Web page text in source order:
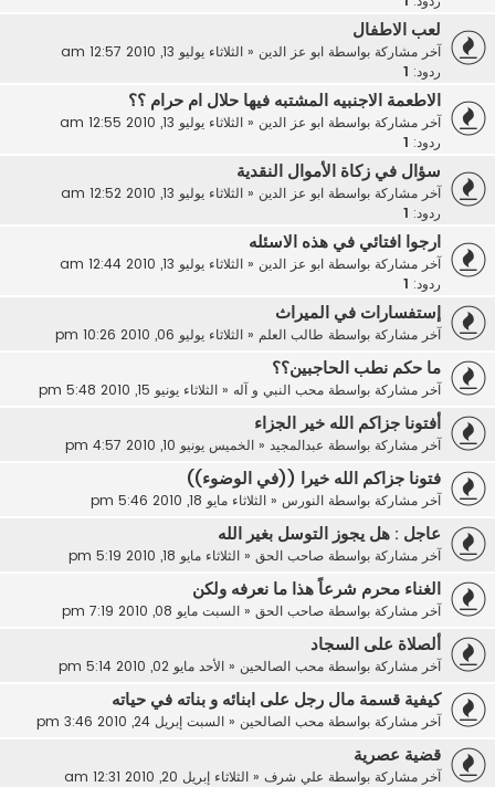
لعب الاطفال
آخر مشاركة بواسطة ابو عز الدين« الثلاثاء يوليو 13, 2010 12:57 am
ردود:
الاطعمة الاجنبيه المشتبه فيها حلال ام حرام ؟؟
آخر مشاركة بواسطة ابو عز الدين« الثلاثاء يوليو 13, 2010 12:55 am
ردود:
سؤال في زكاة الأموال النقدية
آخر مشاركة بواسطة ابو عز الدين« الثلاثاء يوليو 13, 2010 12:52 am
ردود:
ارجوا افتائي في هذه الاسئله
آخر مشاركة بواسطة ابو عز الدين« الثلاثاء يوليو 13, 2010 12:44 am
ردود:
إستفسارات في الميراث
آخر مشاركة بواسطة طالب العلم« الثلاثاء يوليو 06, 2010 10:26 pm
ما حكم نطب الحاجبين؟؟
آخر مشاركة بواسطة محب النبي و آله« الثلاثاء يونيو 15, 2010 5:48 pm
أفتونا جزاكم الله خير الجزاء
آخر مشاركة بواسطة عبدالمجيد« الخميس يونيو 10, 2010 4:57 pm
فتونا جزاكم الله خيرا ((في الوضوء))
آخر مشاركة بواسطة النورس« الثلاثاء مايو 18, 2010 5:46 pm
عاجل : هل يجوز التوسل بغير الله
آخر مشاركة بواسطة صاحب الحق« الثلاثاء مايو 18, 2010 5:19 pm
الغناء محرم شرعاً هذا ما نعرفه ولكن
آخر مشاركة بواسطة صاحب الحق« السبت مايو 08, 2010 7:19 pm
ألصلاة على السجاد
آخر مشاركة بواسطة محب الصالحين« الأحد مايو 02, 2010 5:14 pm
كيفية قسمة مال رجل على ابنائه و بناته في حياته
آخر مشاركة بواسطة محب الصالحين« السبت إبريل 24, 2010 3:46 pm
قضية عصرية
آخر مشاركة بواسطة علي شرف« الثلاثاء إبريل 20, 2010 12:31 am